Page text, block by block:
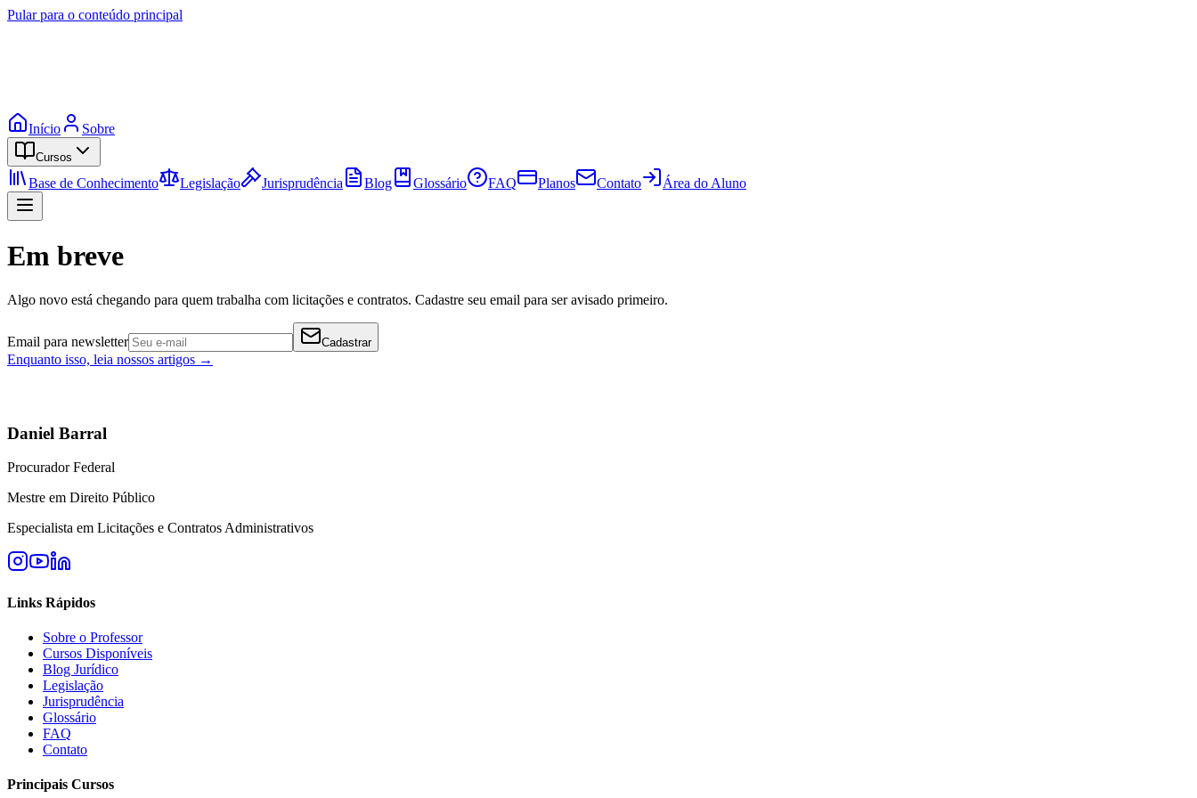
Pular para o conteúdo principal
Início Sobre
Cursos
Base de Conhecimento Legislação Jurisprudência Blog Glossário FAQ Planos Contato Área do Aluno
Em breve
Algo novo está chegando para quem trabalha com licitações e contratos. Cadastre seu email para ser avisado primeiro.
Email para newsletter Cadastrar
Enquanto isso, leia nossos artigos →
Daniel Barral
Procurador Federal
Mestre em Direito Público
Especialista em Licitações e Contratos Administrativos
Links Rápidos
Sobre o Professor
Cursos Disponíveis
Blog Jurídico
Legislação
Jurisprudência
Glossário
FAQ
Contato
Principais Cursos